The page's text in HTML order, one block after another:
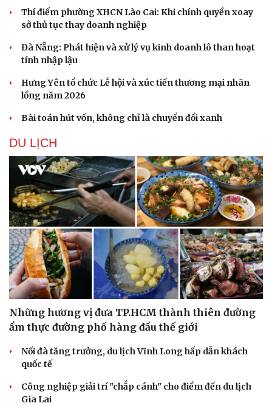
Sức khỏe
Dinh dưỡng - món ngon
Cây thuốc
Sản phụ khoa
Nam khoa
Làm đẹp - giảm cân
Đời sống
Nhà đẹp
Blog
Thí điểm phường XHCN Lào Cai: Khi chính quyền xoay
sở thủ tục thay doanh nghiệp
Đà Nẵng: Phát hiện và xử lý vụ kinh doanh lô than hoạt
tính nhập lậu
Hưng Yên tổ chức Lễ hội và xúc tiến thương mại nhãn
lồng năm 2026
Bài toán hút vốn, không chỉ là chuyển đổi xanh
DU LỊCH
Những hương vị đưa TP.HCM thành thiên đường
ẩm thực đường phố hàng đầu thế giới
Nối đà tăng trưởng, du lịch Vĩnh Long hấp dẫn khách
quốc tế
Công nghiệp giải trí "chắp cánh" cho điểm đến du lịch
Gia Lai